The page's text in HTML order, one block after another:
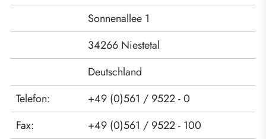
Sonnenallee 1
34266 Niestetal
Deutschland
Telefon:
+49 (0)561 / 9522 - 0
Fax:
+49 (0)561 / 9522 - 100